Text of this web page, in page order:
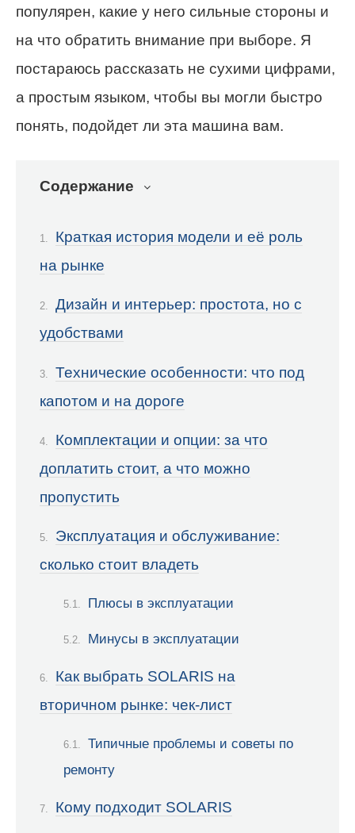
популярен, какие у него сильные стороны и
на что обратить внимание при выборе. Я
постараюсь рассказать не сухими цифрами,
а простым языком, чтобы вы могли быстро
понять, подойдет ли эта машина вам.
Содержание
Краткая история модели и её роль
на рынке
Дизайн и интерьер: простота, но с
удобствами
Технические особенности: что под
капотом и на дороге
Комплектации и опции: за что
доплатить стоит, а что можно
пропустить
Эксплуатация и обслуживание:
сколько стоит владеть
Плюсы в эксплуатации
Минусы в эксплуатации
Как выбрать SOLARIS на
вторичном рынке: чек-лист
Типичные проблемы и советы по
ремонту
Кому подходит SOLARIS